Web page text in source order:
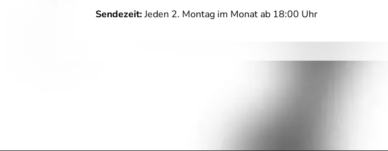
Sendezeit:Jeden 2. Montag im Monat ab 18:00 Uhr